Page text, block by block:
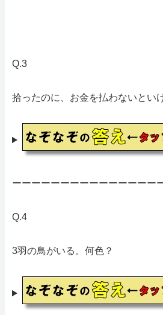
Q.3
拾ったのに、お金を払わないとい
ーーーーーーーーーーーーーーー
Q.4
3羽の鳥がいる。何色？